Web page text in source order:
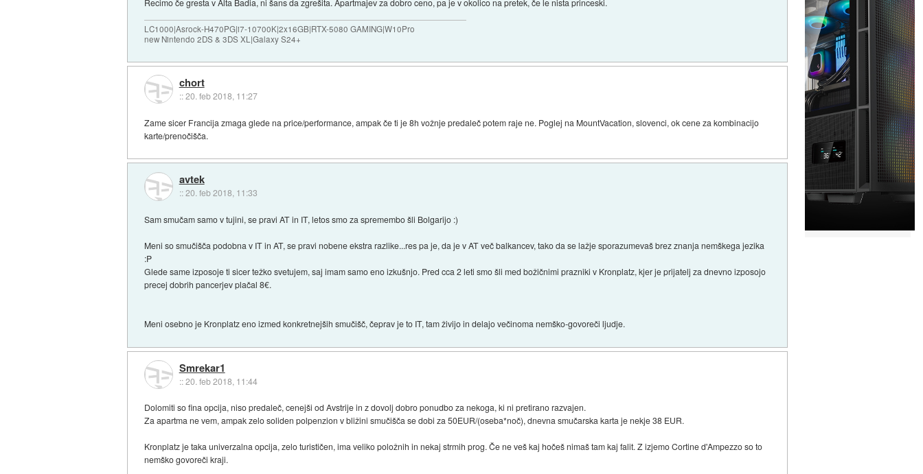
Recimo če gresta v Alta Badia, ni šans da zgrešita. Apartmajev za dobro ceno, pa je v okolico na pretek, če le nista princeski.
LC1000|Asrock-H470PG|i7-10700K|2x16GB|RTX-5080 GAMING|W10Pro
new Nintendo 2DS & 3DS XL|Galaxy S24+
chort
::20. feb 2018, 11:27
Zame sicer Francija zmaga glede na price/performance, ampak če ti je 8h vožnje predaleč potem raje ne. Poglej na MountVacation, slovenci, ok cene za kombinacijo
karte/prenočišča.
avtek
::20. feb 2018, 11:33
Sam smučam samo v tujini, se pravi AT in IT, letos smo za spremembo šli Bolgarijo :)
Meni so smučišča podobna v IT in AT, se pravi nobene ekstra razlike...res pa je, da je v AT več balkancev, tako da se lažje sporazumevaš brez znanja nemškega jezika
:P
Glede same izposoje ti sicer težko svetujem, saj imam samo eno izkušnjo. Pred cca 2 leti smo šli med božičnimi prazniki v Kronplatz, kjer je prijatelj za dnevno izposojo
precej dobrih pancerjev plačal 8€.
Meni osebno je Kronplatz eno izmed konkretnejših smučišč, čeprav je to IT, tam živijo in delajo večinoma nemško-govoreči ljudje.
Smrekar1
::20. feb 2018, 11:44
Dolomiti so fina opcija, niso predaleč, cenejši od Avstrije in z dovolj dobro ponudbo za nekoga, ki ni pretirano razvajen.
Za apartma ne vem, ampak zelo soliden polpenzion v bližini smučišča se dobi za 50EUR/(oseba*noč), dnevna smučarska karta je nekje 38 EUR.
Kronplatz je taka univerzalna opcija, zelo turističen, ima veliko položnih in nekaj strmih prog. Če ne veš kaj hočeš nimaš tam kaj falit. Z izjemo Cortine d'Ampezzo so to
nemško govoreči kraji.